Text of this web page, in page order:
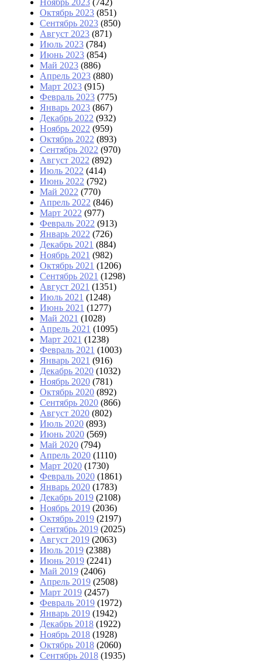
Ноябрь 2023 (742)
Октябрь 2023 (851)
Сентябрь 2023 (850)
Август 2023 (871)
Июль 2023 (784)
Июнь 2023 (854)
Май 2023 (886)
Апрель 2023 (880)
Март 2023 (915)
Февраль 2023 (775)
Январь 2023 (867)
Декабрь 2022 (932)
Ноябрь 2022 (959)
Октябрь 2022 (893)
Сентябрь 2022 (970)
Август 2022 (892)
Июль 2022 (414)
Июнь 2022 (792)
Май 2022 (770)
Апрель 2022 (846)
Март 2022 (977)
Февраль 2022 (913)
Январь 2022 (726)
Декабрь 2021 (884)
Ноябрь 2021 (982)
Октябрь 2021 (1206)
Сентябрь 2021 (1298)
Август 2021 (1351)
Июль 2021 (1248)
Июнь 2021 (1277)
Май 2021 (1028)
Апрель 2021 (1095)
Март 2021 (1238)
Февраль 2021 (1003)
Январь 2021 (916)
Декабрь 2020 (1032)
Ноябрь 2020 (781)
Октябрь 2020 (892)
Сентябрь 2020 (866)
Август 2020 (802)
Июль 2020 (893)
Июнь 2020 (569)
Май 2020 (794)
Апрель 2020 (1110)
Март 2020 (1730)
Февраль 2020 (1861)
Январь 2020 (1783)
Декабрь 2019 (2108)
Ноябрь 2019 (2036)
Октябрь 2019 (2197)
Сентябрь 2019 (2025)
Август 2019 (2063)
Июль 2019 (2388)
Июнь 2019 (2241)
Май 2019 (2406)
Апрель 2019 (2508)
Март 2019 (2457)
Февраль 2019 (1972)
Январь 2019 (1942)
Декабрь 2018 (1922)
Ноябрь 2018 (1928)
Октябрь 2018 (2060)
Сентябрь 2018 (1935)